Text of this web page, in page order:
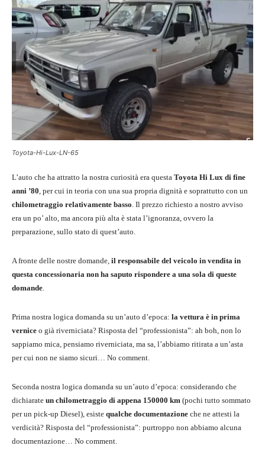
Toyota-Hi-Lux-LN-65
L’auto che ha attratto la nostra curiosità era questa Toyota Hi Lux di fine
anni ’80, per cui in teoria con una sua propria dignità e soprattutto con un
chilometraggio relativamente basso. Il prezzo richiesto a nostro avviso
era un po’ alto, ma ancora più alta è stata l’ignoranza, ovvero la
preparazione, sullo stato di quest’auto.
A fronte delle nostre domande, il responsabile del veicolo in vendita in
questa concessionaria non ha saputo rispondere a una sola di queste
domande.
Prima nostra logica domanda su un’auto d’epoca: la vettura è in prima
vernice o già riverniciata? Risposta del “professionista”: ah boh, non lo
sappiamo mica, pensiamo riverniciata, ma sa, l’abbiamo ritirata a un’asta
per cui non ne siamo sicuri… No comment.
Seconda nostra logica domanda su un’auto d’epoca: considerando che
dichiarate un chilometraggio di appena 150000 km (pochi tutto sommato
per un pick-up Diesel), esiste qualche documentazione che ne attesti la
verdicità? Risposta del “professionista”: purtroppo non abbiamo alcuna
documentazione… No comment.